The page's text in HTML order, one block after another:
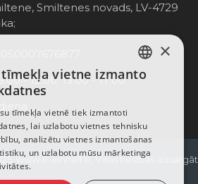
Smiltenes novads, LV-4729
- 12:00; 13:00 - 17:00
www.e-einhell.lv, Visas tiesības
LATVIAN
ENGLISH
×
tīmekļa vietne izmanto
tīmekļa vietnē tiek izmantoti
lai uzlabotu vietnes tehnisku
analizētu vietnes izmantošanas
un uzlabotu mūsu mārketinga